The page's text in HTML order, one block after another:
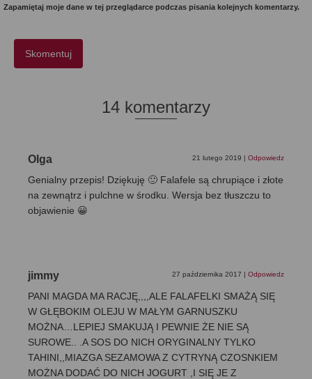
Zapamiętaj moje dane w tej przeglądarce podczas pisania kolejnych komentarzy.
14 komentarzy
Olga 21 lutego 2019 | Odpowiedz
Genialny przepis! Dziękuję 🙂 Falafele są chrupiące i złote
na zewnątrz i pulchne w środku. Wersja bez tłuszczu to
objawienie 😀
jimmy 27 października 2017 | Odpowiedz
PANI MAGDA MA RACJĘ,,,,ALE FALAFELKI SMAŻĄ SIĘ
W GŁĘBOKIM OLEJU W MAŁYM GARNUSZKU
MOŻNA…LEPIEJ SMAKUJĄ I PEWNIE ŻE NIE SĄ
SUROWE.. .A SOS DO NICH ORYGINALNY TYLKO
TAHINI,,MIAZGA SEZAMOWA Z CYTRYNĄ CZOSNKIEM
MOŻNA DODAĆ DO NICH JOGURT ,I SIĘ JE Z